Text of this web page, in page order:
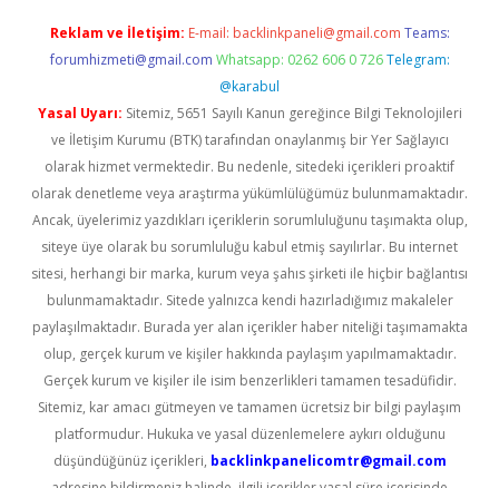
Reklam ve İletişim: E-mail: backlinkpaneli@gmail.com Teams:
forumhizmeti@gmail.com Whatsapp: 0262 606 0 726 Telegram:
@karabul
Yasal Uyarı: Sitemiz, 5651 Sayılı Kanun gereğince Bilgi Teknolojileri
ve İletişim Kurumu (BTK) tarafından onaylanmış bir Yer Sağlayıcı
olarak hizmet vermektedir. Bu nedenle, sitedeki içerikleri proaktif
olarak denetleme veya araştırma yükümlülüğümüz bulunmamaktadır.
Ancak, üyelerimiz yazdıkları içeriklerin sorumluluğunu taşımakta olup,
siteye üye olarak bu sorumluluğu kabul etmiş sayılırlar. Bu internet
sitesi, herhangi bir marka, kurum veya şahıs şirketi ile hiçbir bağlantısı
bulunmamaktadır. Sitede yalnızca kendi hazırladığımız makaleler
paylaşılmaktadır. Burada yer alan içerikler haber niteliği taşımamakta
olup, gerçek kurum ve kişiler hakkında paylaşım yapılmamaktadır.
Gerçek kurum ve kişiler ile isim benzerlikleri tamamen tesadüfidir.
Sitemiz, kar amacı gütmeyen ve tamamen ücretsiz bir bilgi paylaşım
platformudur. Hukuka ve yasal düzenlemelere aykırı olduğunu
düşündüğünüz içerikleri, backlinkpanelicomtr@gmail.com